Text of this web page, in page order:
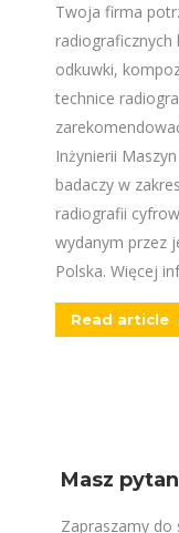
Twoja firma
odkuwki,
technice
Inżynierii
badaczy w
radiografii
wydanym przez
Polska. Więcej
Read article
Masz
Zapraszamy do